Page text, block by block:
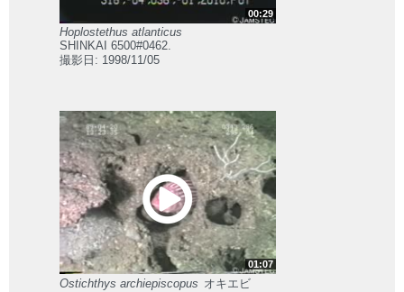
00:29
Hoplostethus atlanticus
SHINKAI 6500#0462.
撮影日: 1998/11/05
01:07
Ostichthys archiepiscopus オキエビ